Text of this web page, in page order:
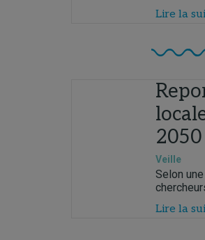
Lire la
2050
Veille
Selon
Lire la